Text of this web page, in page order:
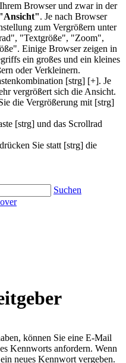
Browser und zwar in der
. Je nach Browser
zum Vergrößern unter
"Textgröße", "Zoom",
Einige Browser zeigen in
ein großes und ein kleines
oder Verkleinern.
[strg] [+]. Je
vergrößert sich die Ansicht.
die Vergrößerung mit [strg]
[strg] und das Scrollrad
Sie statt [strg] die
Suchen
können Sie eine E-Mail
Kennworts anfordern. Wenn
neues Kennwort vergeben.